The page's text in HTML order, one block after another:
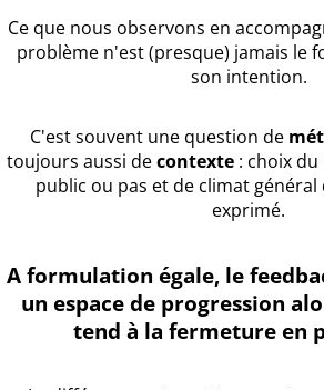
Ce que nous observons en
problème n'est (presque) jamais le
son intention.
C'est souvent une question de
toujours aussi decontexte : choix
public ou pas et de climat général
exprimé.
A formulation égale, le
un espace de progression
tend à la fermeture en